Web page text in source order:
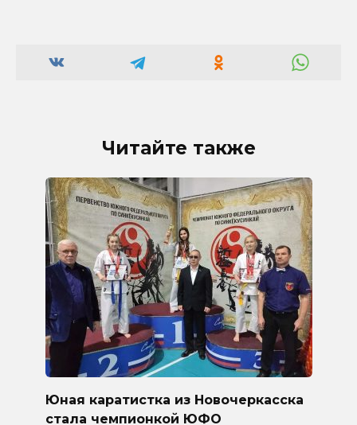
Читайте также
Юная каратистка из Новочеркасска
стала чемпионкой ЮФО